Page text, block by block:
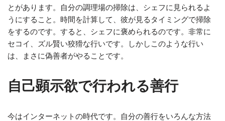
とがあります。自分の調理場の掃除は、シェフに見られるよ
うにすること。時間を計算して、彼が見るタイミングで掃除
をするのです。すると、シェフに褒められるのです。非常に
セコイ、ズル賢い狡猾な行いです。しかしこのような行い
は、まさに偽善者がやることです。
自己顕示欲で行われる善行
今はインターネットの時代です。自分の善行をいろんな方法